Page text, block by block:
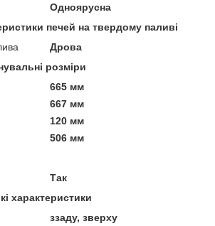
Одноярусна
печей на твердому паливі
Дрова
розміри
665 мм
667 мм
120 мм
506 мм
Так
характеристики
ззаду, зверху